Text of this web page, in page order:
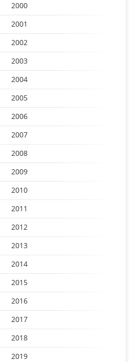
2000
2001
2002
2003
2004
2005
2006
2007
2008
2009
2010
2011
2012
2013
2014
2015
2016
2017
2018
2019